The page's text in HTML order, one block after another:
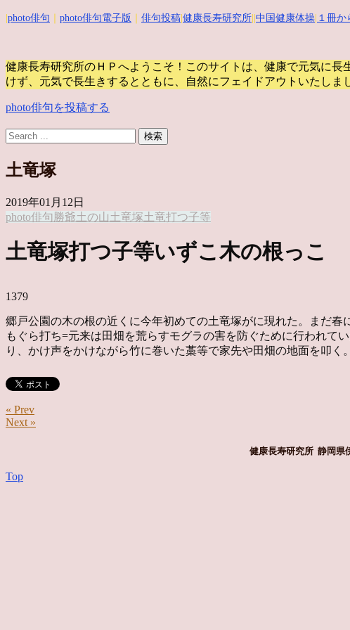
photo俳句 photo俳句電子版 俳句投稿 健康長寿研究所 中国健康体操 １冊か
健康長寿研究所のＨＰへようこそ！このサイトは、健康で元気に長
けず、元気で長生きするとともに、自然にフェイドアウトいたしま
photo俳句を投稿する
土竜塚
2019年01月12日
photo俳句 勝爺土の山 土竜塚土竜打つ子等
土竜塚打つ子等いずこ木の根っこ
1379
郷戸公園の木の根の近くに今年初めての土竜塚がに現れた。まだ春
もぐら打ち=元来は田畑を荒らすモグラの害を防ぐために行われて
り、かけ声をかけながら竹に巻いた藁等で家先や田畑の地面を叩く
« Prev
Next »
健康長寿研究所 静岡県
Top